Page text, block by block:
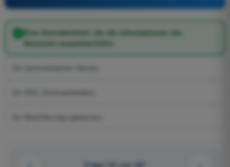
Eine Zentraleinheit, die die Informationen der
Sensoren zusammenführt.
Frage 131 von 167